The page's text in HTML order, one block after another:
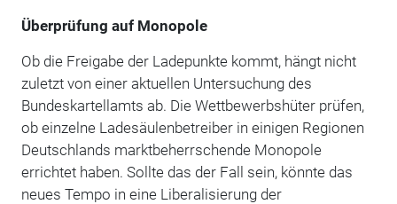
Überprüfung auf Monopole
Ob die Freigabe der Ladepunkte kommt, hängt nicht
zuletzt von einer aktuellen Untersuchung des
Bundeskartellamts ab. Die Wettbewerbshüter prüfen,
ob einzelne Ladesäulenbetreiber in einigen Regionen
Deutschlands marktbeherrschende Monopole
errichtet haben. Sollte das der Fall sein, könnte das
neues Tempo in eine Liberalisierung der